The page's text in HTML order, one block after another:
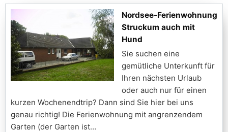
Nordsee-Ferienwohnung
Struckum auch mit
Hund
Sie suchen eine
gemütliche Unterkunft für
Ihren nächsten Urlaub
oder auch nur für einen
kurzen Wochenendtrip? Dann sind Sie hier bei uns
genau richtig! Die Ferienwohnung mit angrenzendem
Garten (der Garten ist